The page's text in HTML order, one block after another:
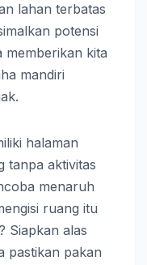
lahan terbatas
potensi
memberikan kita
mandiri
halaman
tanpa aktivitas
menaruh
ruang itu
Siapkan alas
pastikan pakan